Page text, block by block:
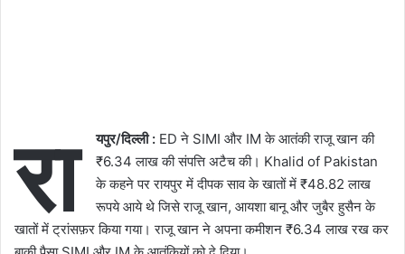
रा यपुर/दिल्ली : ED ने SIMI और IM के आतंकी राजू खान की
₹6.34 लाख की संपत्ति अटैच की। Khalid of Pakistan
के कहने पर रायपुर में दीपक साव के खातों में ₹48.82 लाख
रूपये आये थे जिसे राजू खान, आयशा बानू और जुबैर हुसैन के
खातों में ट्रांसफ़र किया गया। राजू खान ने अपना कमीशन ₹6.34 लाख रख कर